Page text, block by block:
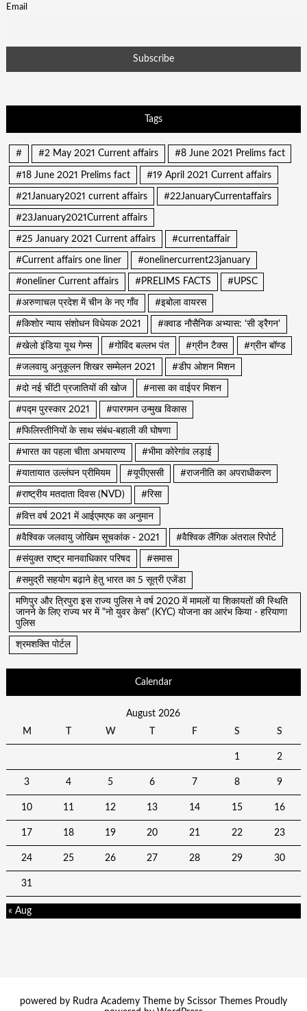
Email
Tags
# #2 May 2021 Current affairs #8 June 2021 Prelims fact
#18 June 2021 Prelims fact #19 April 2021 Current affairs
#21January2021 current affairs #22JanuaryCurrentaffairs
#23January2021Current affairs
#25 January 2021 Current affairs #currentaffair
#Current affairs one liner #onelinercurrent23january
#oneliner Current affairs #PRELIMS FACTS #UPSC
#अरुणाचल प्रदेश में चीन के नए गाँव #इबोला वायरस
#किशोर न्याय संशोधन विधेयक 2021 #क्वाड नौसैनिक अभ्यास: ‘सी ड्रैगन’
#खेलो इंडिया यूथ गेम्स #गोविंद बल्लभ पंत #ग्रीन टैक्स #ग्रीन बॉण्ड
#जलवायु अनुकूलन शिखर सम्मेलन 2021 #डीप ओशन मिशन
#दो नई चींटी प्रजातियों की खोज #नासा का वाईपर मिशन
#पद्म पुरस्कार 2021 #पारगमन उन्मुख विकास
#फिलिस्तीनियों के साथ संबंध-बहाली की घोषणा
#भारत का पहला चीता अभयारण्य #भीमा कोरेगांव लड़ाई
#यातायात उल्लंघन प्रीमियम #यूपीएससी #राजनीति का अपराधीकरण
#राष्ट्रीय मतदाता दिवस (NVD) #रिसा
#वित्त वर्ष 2021 में आईएमएफ का अनुमान
#वैश्विक जलवायु जोखिम सूचकांक - 2021 #वैश्विक लैंगिक अंतराल रिपोर्ट
#संयुक्त राष्ट्र मानवाधिकार परिषद #समास
#समुद्री सहयोग बढ़ाने हेतु भारत का 5 सूत्री एजेंडा
मणिपुर और त्रिपुरा इस राज्य पुलिस ने वर्ष 2020 में मामलों या शिकायतों की स्थिति
जानने के लिए राज्य भर में "नो युवर केस" (KYC) योजना का आरंभ किया - हरियाणा
पुलिस
श्रमशक्ति पोर्टल
Calendar
August 2026
M
T W T F S S
1 2
3 4 5 6 7 8 9
10 11 12 13 14 15 16
17 18 19 20 21 22 23
24 25 26 27 28 29 30
31
« Aug
powered by Rudra Academy Theme by Scissor Themes Proudly